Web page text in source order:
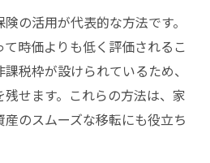
て法人化を活用する視点
保険活用の効果とは
命保険を活用するメリット
保険で賢く相続する方法
の活用が代表的な方法です。
時価よりも低く評価されるこ
税枠が設けられているため、
せます。これらの方法は、家
のスムーズな移転にも役立ち